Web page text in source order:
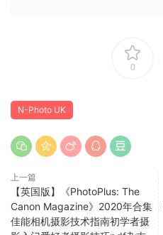
0
N-Photo UK
上一篇
【英国版】《PhotoPlus: The
Canon Magazine》2020年合集
佳能相机摄影技术指南初学者摄